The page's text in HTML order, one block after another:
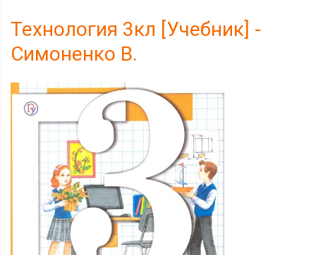
Технология 3кл [Учебник] -
Симоненко В.